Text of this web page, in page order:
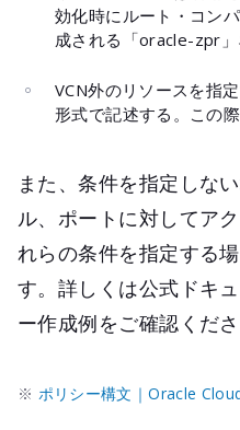
効化時にルート・コン
成される「oracle-zpr
VCN外のリソースを指
形式で記述する。この
また、条件を指定しな
ル、ポートに対してア
れらの条件を指定する
す。詳しくは公式ドキ
ー作成例をご確認くださ
※ ポリシー構文｜Oracle